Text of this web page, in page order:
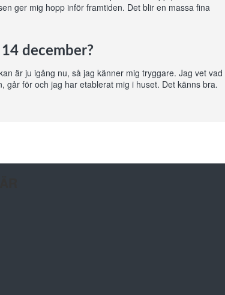
ger mig hopp inför framtiden. Det blir en massa fina
december?
är ju igång nu, så jag känner mig tryggare. Jag vet vad
går för och jag har etablerat mig i huset. Det känns bra.